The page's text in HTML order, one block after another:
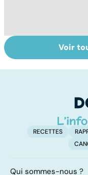
L'eau, source de
vie
Voir
RECETTES
Qui sommes-nous ?